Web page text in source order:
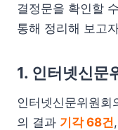
결정문을 확인할
통해 정리해 보고
1. 인터넷신문
인터넷신문위원
의 결과 기각 68건 ,